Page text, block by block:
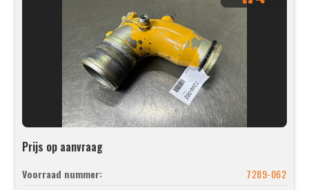
Prijs op aanvraag
Voorraad nummer:
7289-062